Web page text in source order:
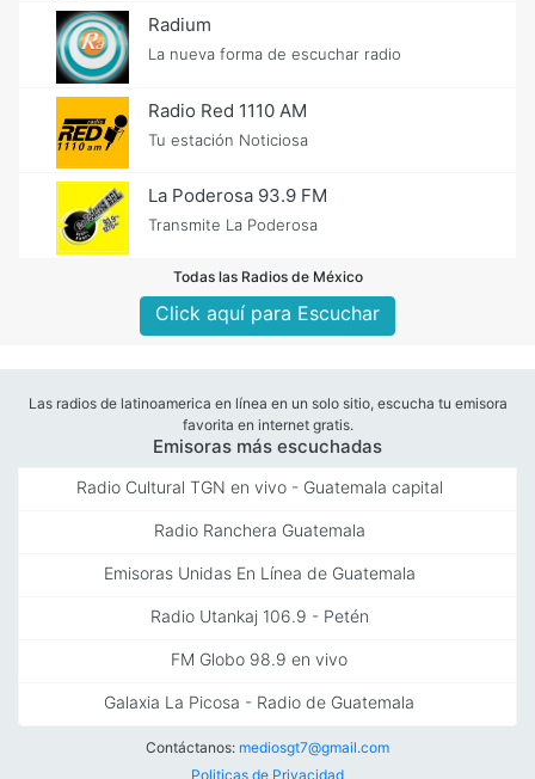
Radium
La nueva forma de escuchar radio
Radio Red 1110 AM
Tu estación Noticiosa
La Poderosa 93.9 FM
Transmite La Poderosa
Todas las Radios de México
Click aquí para Escuchar
Las radios de latinoamerica en línea en un solo sitio, escucha tu emisora
favorita en internet gratis.
Emisoras más escuchadas
Radio Cultural TGN en vivo - Guatemala capital
Radio Ranchera Guatemala
Emisoras Unidas En Línea de Guatemala
Radio Utankaj 106.9 - Petén
FM Globo 98.9 en vivo
Galaxia La Picosa - Radio de Guatemala
Contáctanos: mediosgt7@gmail.com
Politicas de Privacidad